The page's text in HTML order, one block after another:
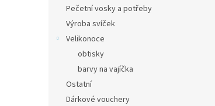
Pečetní vosky a potřeby
Výroba svíček
Velikonoce
obtisky
barvy na vajíčka
Ostatní
Dárkové vouchery